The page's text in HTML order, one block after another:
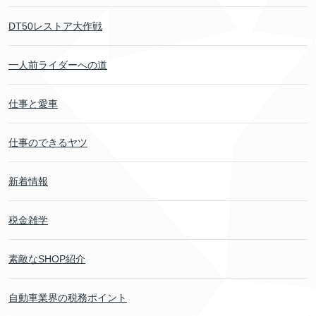
DT50レストア大作戦
一人前ライダーへの道
仕事と愛車
仕事のできるヤツ
新着情報
税金雑学
素敵なSHOP紹介
自動車業界の税務ポイント